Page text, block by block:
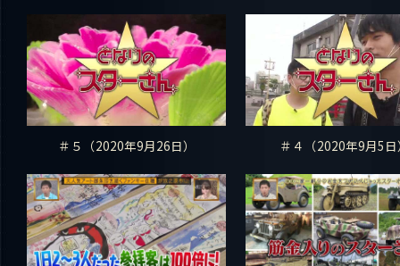
＃５（2020年9月26日） ＃４（2020年9月5